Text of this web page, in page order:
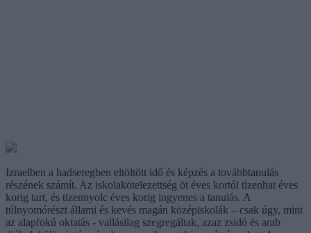
Izraelben a hadseregben eltöltött idő és képzés a továbbtanulás
részének számít. Az iskolakötelezettség öt éves kortól tizenhat éves
korig tart, és tizennyolc éves korig ingyenes a tanulás. A
túlnyomórészt állami és kevés magán középiskolák – csak úgy, mint
az alapfokú oktatás - vallásilag szegregáltak, azaz zsidó és arab